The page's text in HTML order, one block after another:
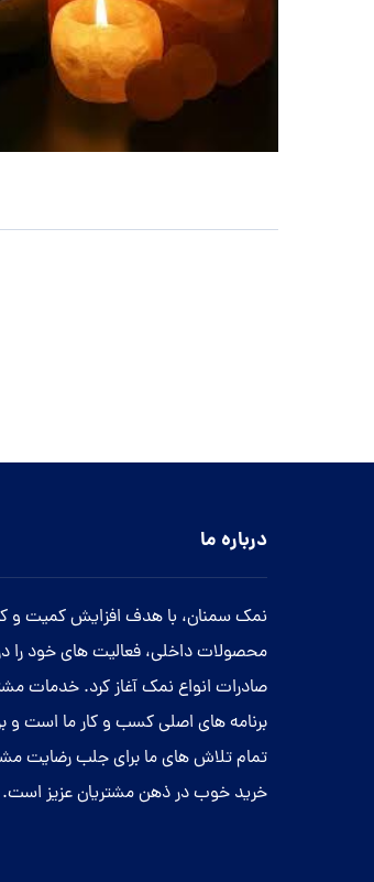
درباره ما
نمک سمنان، با هدف افزایش کمیت و
محصولات داخلی، فعالیت های خود را
صادرات انواع نمک آغاز کرد. خدمات
برنامه های اصلی کسب و کار ما است و
تمام تلاش های ما برای جلب رضایت
خرید خوب در ذهن مشتریان عزیز است.